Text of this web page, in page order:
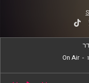
-
On Air